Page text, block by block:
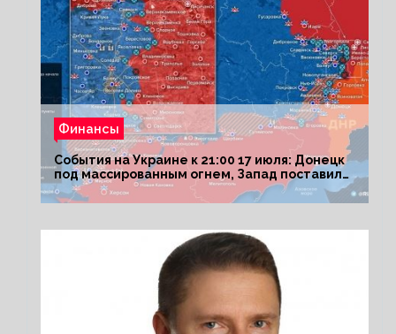
Финансы
События на Украине к 21:00 17 июля: Донецк
под массированным огнем, Запад поставил
Киеву ультиматум